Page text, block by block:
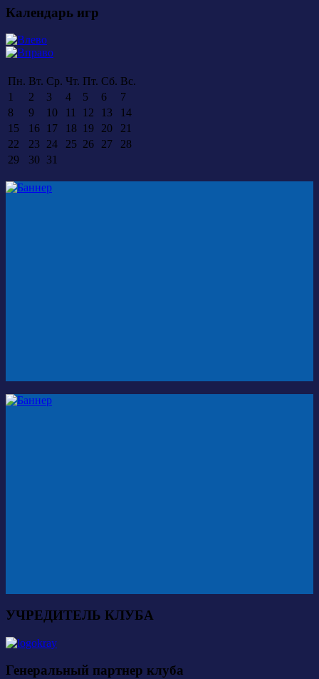
Календарь игр
Пн. Вт. Ср. Чт. Пт. Сб. Вс.
1
2 3 4 5 6
7
8
9 10 11 12 13
14
15
16 17 18 19 20
21
22
23 24 25 26 27
28
29
30 31
УЧРЕДИТЕЛЬ КЛУБА
Генеральный партнер клуба